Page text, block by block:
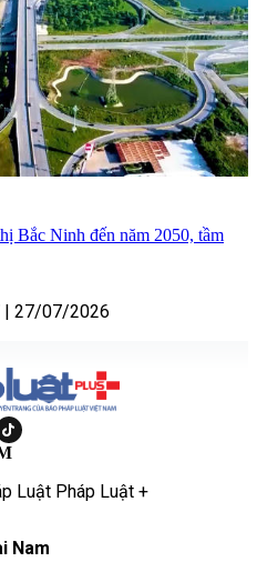
Bắc Ninh đến năm 2050, tầm
27/07/2026
Luật Pháp Luật +
Nam